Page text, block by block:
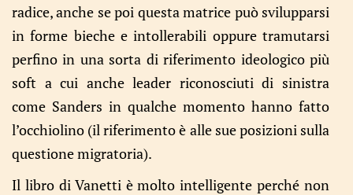
radice, anche se poi questa matrice può svilupparsi
in forme bieche e intollerabili oppure tramutarsi
perfino in una sorta di riferimento ideologico più
soft a cui anche leader riconosciuti di sinistra
come Sanders in qualche momento hanno fatto
l’occhiolino (il riferimento è alle sue posizioni sulla
questione migratoria).
Il libro di Vanetti è molto intelligente perché non